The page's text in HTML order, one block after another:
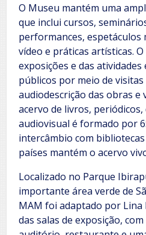
O Museu mantém uma
que inclui cursos,
performances, espetáculos
vídeo e práticas artísticas.
exposições e das atividades
públicos por meio de
audiodescrição das obras e
acervo de livros,
audiovisual é formado por
intercâmbio com
países mantém o acervo
Localizado no Parque
importante área verde de
MAM foi adaptado por Lina
das salas de exposição,